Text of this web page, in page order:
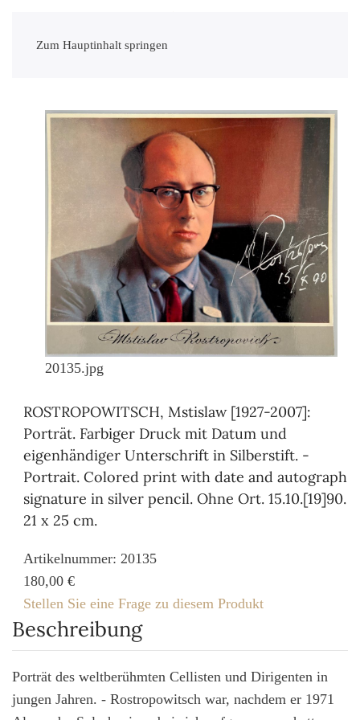
Zum Hauptinhalt springen
20135.jpg
ROSTROPOWITSCH, Mstislaw [1927-2007]:
Porträt. Farbiger Druck mit Datum und
eigenhändiger Unterschrift in Silberstift. -
Portrait. Colored print with date and autograph
signature in silver pencil. Ohne Ort. 15.10.[19]90.
21 x 25 cm.
Artikelnummer: 20135
180,00 €
Stellen Sie eine Frage zu diesem Produkt
Beschreibung
Porträt des weltberühmten Cellisten und Dirigenten in
jungen Jahren. - Rostropowitsch war, nachdem er 1971